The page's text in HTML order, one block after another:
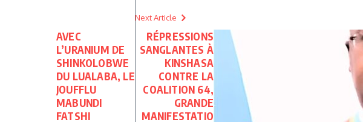
AVEC
L’URANIUM DE
SHINKOLOBWE
DU LUALABA, LE
JOUFFLU
MABUNDI
FATSHI
Next Article
RÉPRESSIONS
SANGLANTES À
KINSHASA
CONTRE LA
COALITION 64,
GRANDE
MANIFESTATIO